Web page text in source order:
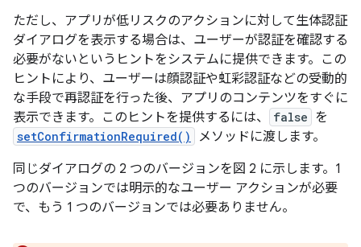
ただし、アプリが低リスクのアクションに対して生体認証
ダイアログを表示する場合は、ユーザーが認証を確認する
必要がないというヒントをシステムに提供できます。この
ヒントにより、ユーザーは顔認証や虹彩認証などの受動的
な手段で再認証を行った後、アプリのコンテンツをすぐに
表示できます。このヒントを提供するには、
false を
setConfirmationRequired()
メソッドに渡します。
同じダイアログの 2 つのバージョンを図 2 に示します。1
つのバージョンでは明示的なユーザー アクションが必要
で、もう 1 つのバージョンでは必要ありません。